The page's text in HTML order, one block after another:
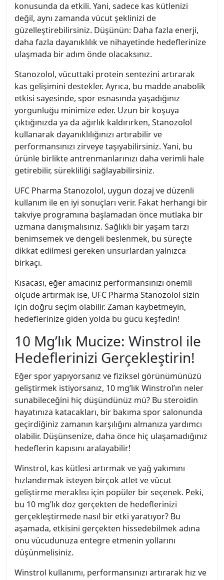
konusunda da etkili. Yani, sadece kas kütlenizi
değil, aynı zamanda vücut şeklinizi de
güzelleştirebilirsiniz. Düşünün: Daha fazla enerji,
daha fazla dayanıklılık ve nihayetinde hedeflerinize
ulaşmada bir adım önde olacaksınız.
Stanozolol, vücuttaki protein sentezini artırarak
kas gelişimini destekler. Ayrıca, bu madde anabolik
etkisi sayesinde, spor esnasında yaşadığınız
yorgunluğu minimize eder. Uzun bir koşuya
çıktığınızda ya da ağırlık kaldırırken, Stanozolol
kullanarak dayanıklılığınızı artırabilir ve
performansınızı zirveye taşıyabilirsiniz. Yani, bu
ürünle birlikte antrenmanlarınızı daha verimli hale
getirebilir, sürekliliği sağlayabilirsiniz.
UFC Pharma Stanozolol, uygun dozaj ve düzenli
kullanım ile en iyi sonuçları verir. Fakat herhangi bir
takviye programına başlamadan önce mutlaka bir
uzmana danışmalısınız. Sağlıklı bir yaşam tarzı
benimsemek ve dengeli beslenmek, bu süreçte
dikkat edilmesi gereken unsurlardan yalnızca
birkaçı.
Kısacası, eğer amacınız performansınızı önemli
ölçüde artırmak ise, UFC Pharma Stanozolol sizin
için doğru seçim olabilir. Zaman kaybetmeyin,
hedeflerinize giden yolda bu gücü keşfedin!
10 Mg’lık Mucize: Winstrol ile
Hedeflerinizi Gerçekleştirin!
Eğer spor yapıyorsanız ve fiziksel görünümünüzü
geliştirmek istiyorsanız, 10 mg’lık Winstrol’ın neler
sunabileceğini hiç düşündünüz mü? Bu steroidin
hayatınıza katacakları, bir bakıma spor salonunda
geçirdiğiniz zamanın karşılığını almanıza yardımcı
olabilir. Düşünsenize, daha önce hiç ulaşamadığınız
hedeflerin kapısını aralayabilir!
Winstrol, kas kütlesi artırmak ve yağ yakımını
hızlandırmak isteyen birçok atlet ve vücut
geliştirme meraklısı için popüler bir seçenek. Peki,
bu 10 mg’lık doz gerçekten de hedeflerinizi
gerçekleştirmede nasıl bir etki yaratıyor? Bu
aşamada, etkisini gerçekten hissedebilmek adına
onu vücudunuza entegre etmenin yollarını
düşünmelisiniz.
Winstrol kullanımı, performansınızı artırarak hız ve